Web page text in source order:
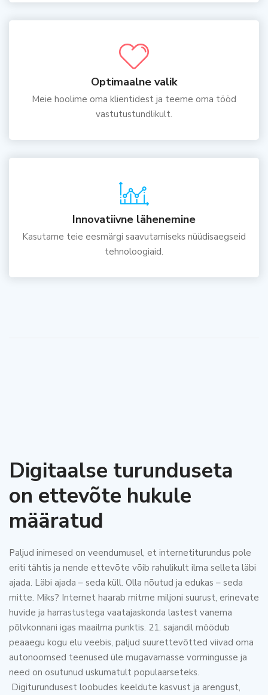
Optimaalne valik
Meie hoolime oma klientidest ja teeme oma tööd
vastutustundlikult.
Innovatiivne lähenemine
Kasutame teie eesmärgi saavutamiseks nüüdisaegseid
tehnoloogiaid.
Digitaalse turunduseta
on ettevõte hukule
määratud
Paljud inimesed on veendumusel, et internetiturundus pole
eriti tähtis ja nende ettevõte võib rahulikult ilma selleta läbi
ajada. Läbi ajada – seda küll. Olla nõutud ja edukas – seda
mitte. Miks? Internet haarab mitme miljoni suurust, erinevate
huvide ja harrastustega vaatajaskonda lastest vanema
põlvkonnani igas maailma punktis. 21. sajandil möödub
peaaegu kogu elu veebis, paljud suurettevõtted viivad oma
autonoomsed teenused üle mugavamasse vormingusse ja
need on osutunud uskumatult populaarseteks.
Digiturundusest loobudes keeldute kasvust ja arengust,